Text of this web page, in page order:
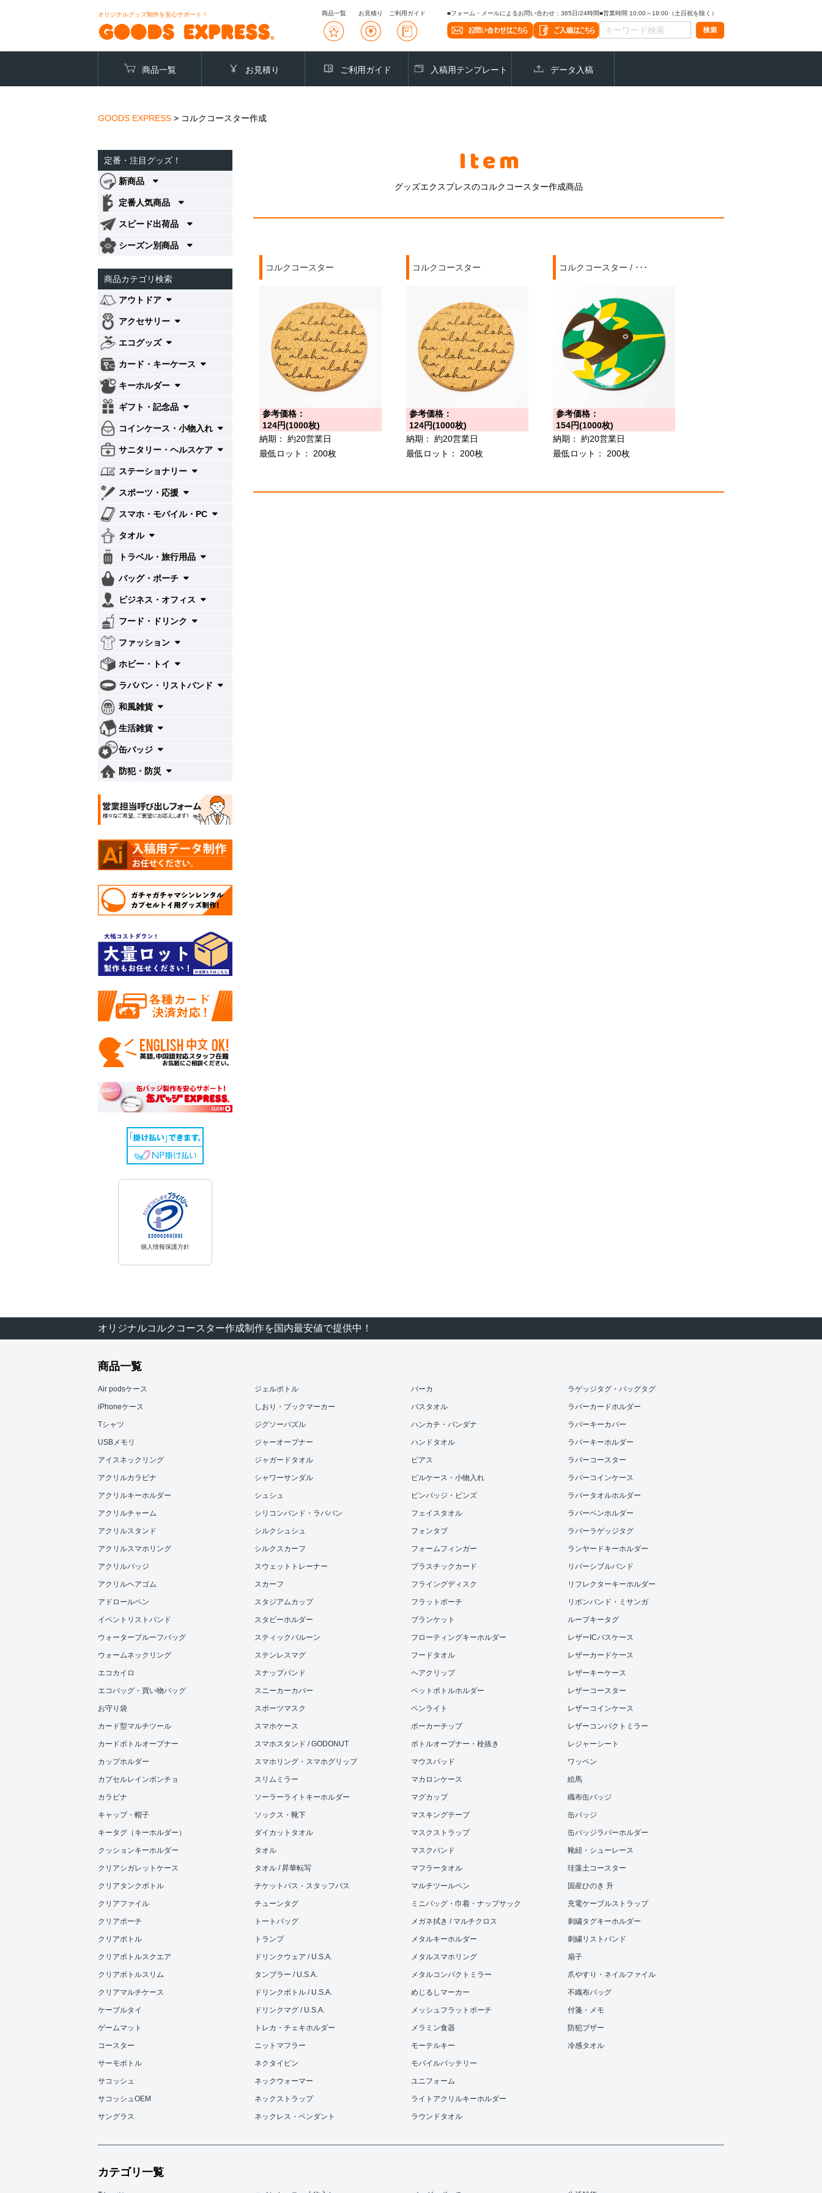
オリジナルグッズ制作を安心サポート！ 商品一覧 お見積り ご利用ガイド ■フォーム・メールによるお問い合わせ：365日/24時間■営業時間 10:00～18:00（土日祝を除く）
商品一覧 お見積り ご利用ガイド 入稿用テンプレート データ入稿
GOODS EXPRESS > コルクコースター作成
Item
グッズエクスプレスのコルクコースター作成商品
コルクコースター
参考価格：
124円(1000枚)
納期：
約20営業日
最低ロット：
200枚
コルクコースター
参考価格：
124円(1000枚)
納期：
約20営業日
最低ロット：
200枚
コルクコースター / ･･･
参考価格：
154円(1000枚)
納期：
約20営業日
最低ロット：
200枚
定番・注目グッズ！
新商品
定番人気商品
スピード出荷品
シーズン別商品
商品カテゴリ検索
アウトドア
アクセサリー
エコグッズ
カード・キーケース
キーホルダー
ギフト・記念品
コインケース・小物入れ
サニタリー・ヘルスケア
ステーショナリー
スポーツ・応援
スマホ・モバイル・PC
タオル
トラベル・旅行用品
バッグ・ポーチ
ビジネス・オフィス
フード・ドリンク
ファッション
ホビー・トイ
ラババン・リストバンド
和風雑貨
生活雑貨
缶バッジ
防犯・防災
個人情報保護方針
オリジナルコルクコースター作成制作を国内最安値で提供中！
商品一覧
Air podsケース
iPhoneケース
Tシャツ
USBメモリ
アイスネックリング
アクリルカラビナ
アクリルキーホルダー
アクリルチャーム
アクリルスタンド
アクリルスマホリング
アクリルバッジ
アクリルヘアゴム
アドロールペン
イベントリストバンド
ウォータープルーフバッグ
ウォームネックリング
エコカイロ
エコバッグ・買い物バッグ
お守り袋
カード型マルチツール
カードボトルオープナー
カップホルダー
カプセルレインポンチョ
カラビナ
キャップ・帽子
キータグ（キーホルダー）
クッションキーホルダー
クリアシガレットケース
クリアタンクボトル
クリアファイル
クリアポーチ
クリアボトル
クリアボトルスクエア
クリアボトルスリム
クリアマルチケース
ケーブルタイ
ゲームマット
コースター
サーモボトル
サコッシュ
サコッシュOEM
サングラス
ジェルボトル
しおり・ブックマーカー
ジグソーパズル
ジャーオープナー
ジャガードタオル
シャワーサンダル
シュシュ
シリコンバンド・ラババン
シルクシュシュ
シルクスカーフ
スウェットトレーナー
スカーフ
スタジアムカップ
スタビーホルダー
スティックバルーン
ステンレスマグ
スナップバンド
スニーカーカバー
スポーツマスク
スマホケース
スマホスタンド / GODONUT
スマホリング・スマホグリップ
スリムミラー
ソーラーライトキーホルダー
ソックス・靴下
ダイカットタオル
タオル
タオル / 昇華転写
チケットパス・スタッフパス
チューンタグ
トートバッグ
トランプ
ドリンクウェア / U.S.A.
タンブラー / U.S.A.
ドリンクボトル / U.S.A.
ドリンクマグ / U.S.A.
トレカ・チェキホルダー
ニットマフラー
ネクタイピン
ネックウォーマー
ネックストラップ
ネックレス・ペンダント
パーカ
バスタオル
ハンカチ・バンダナ
ハンドタオル
ピアス
ピルケース・小物入れ
ピンバッジ・ピンズ
フェイスタオル
フォンタブ
フォームフィンガー
プラスチックカード
フライングディスク
フラットポーチ
ブランケット
フローティングキーホルダー
フードタオル
ヘアクリップ
ペットボトルホルダー
ペンライト
ポーカーチップ
ボトルオープナー・栓抜き
マウスパッド
マカロンケース
マグカップ
マスキングテープ
マスクストラップ
マスクバンド
マフラータオル
マルチツールペン
ミニバッグ・巾着・ナップサック
メガネ拭き / マルチクロス
メタルキーホルダー
メタルスマホリング
メタルコンパクトミラー
めじるしマーカー
メッシュフラットポーチ
メラミン食器
モーテルキー
モバイルバッテリー
ユニフォーム
ライトアクリルキーホルダー
ラウンドタオル
ラゲッジタグ・バッグタグ
ラバーカードホルダー
ラバーキーカバー
ラバーキーホルダー
ラバーコースター
ラバーコインケース
ラバータオルホルダー
ラバーペンホルダー
ラバーラゲッジタグ
ランヤードキーホルダー
リバーシブルバンド
リフレクターキーホルダー
リボンバンド・ミサンガ
ループキータグ
レザーICパスケース
レザーカードケース
レザーキーケース
レザーコースター
レザーコインケース
レザーコンパクトミラー
レジャーシート
ワッペン
絵馬
織布缶バッジ
缶バッジ
缶バッジラバーホルダー
靴紐・シューレース
珪藻土コースター
国産ひのき 升
充電ケーブルストラップ
刺繍タグキーホルダー
刺繍リストバンド
扇子
爪やすり・ネイルファイル
不織布バッグ
付箋・メモ
防犯ブザー
冷感タオル
カテゴリ一覧